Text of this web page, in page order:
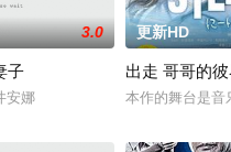
3.0
子
安娜
更新HD
出走 哥哥的
本作的舞台是音